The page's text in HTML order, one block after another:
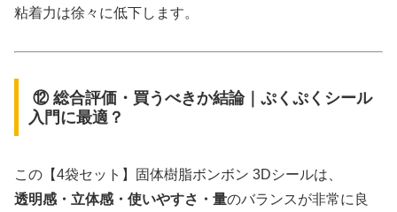
粘着力は徐々に低下します。
⑫ 総合評価・買うべきか結論｜ぷくぷくシール
入門に最適？
この【4袋セット】固体樹脂ボンボン 3Dシールは、
透明感・立体感・使いやすさ・量のバランスが非常に良